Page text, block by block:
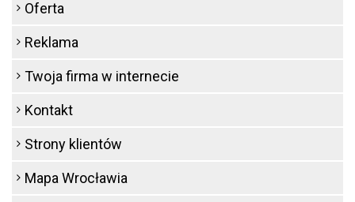
Oferta
Reklama
Twoja firma w internecie
Kontakt
Strony klientów
Mapa Wrocławia